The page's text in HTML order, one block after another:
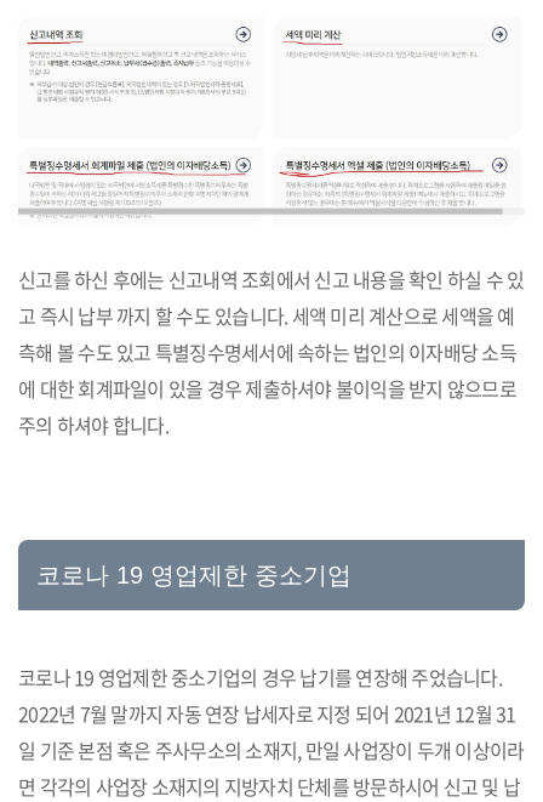
신고를 하신 후에는 신고내역 조회에서 신고 내용을 확인 하실 수 있
고 즉시 납부 까지 할 수도 있습니다. 세액 미리 계산으로 세액을 예
측해 볼 수도 있고 특별징수명세서에 속하는 법인의 이자배당 소득
에 대한 회계파일이 있을 경우 제출하셔야 불이익을 받지 않으므로
주의 하셔야 합니다.
코로나 19 영업제한 중소기업
코로나 19 영업제한 중소기업의 경우 납기를 연장해 주었습니다.
2022년 7월 말까지 자동 연장 납세자로 지정 되어 2021년 12월 31
일 기준 본점 혹은 주사무소의 소재지, 만일 사업장이 두개 이상이라
면 각각의 사업장 소재지의 지방자치 단체를 방문하시어 신고 및 납